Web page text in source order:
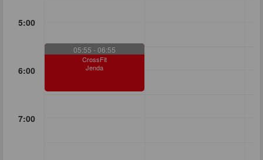
5:00
6:00
7:00
05:55 - 06:55
CrossFit
Jenda